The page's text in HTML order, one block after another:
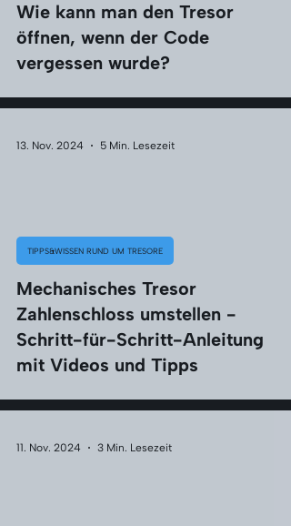
Wie kann man den Tresor
öffnen, wenn der Code
vergessen wurde?
Mechanisches Tresor
Zahlenschloss umstellen -
Schritt-für-Schritt-Anleitung
mit Videos und Tipps
TIPPS&WISSEN RUND UM TRESORE
13. Nov. 2024 5 Min. Lesezeit
11. Nov. 2024 3 Min. Lesezeit